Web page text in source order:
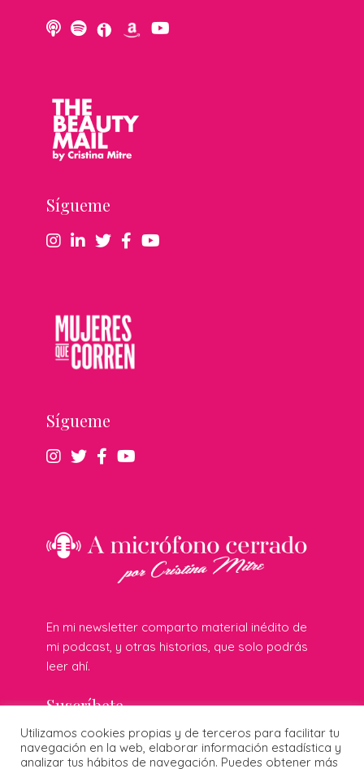
Sígueme
Sígueme
En mi newsletter comparto material inédito de
mi podcast, y otras historias, que solo podrás
leer ahí.
Suscríbete
Utilizamos cookies propias y de terceros para facilitar tu
navegación en la web, elaborar información estadística y
analizar tus hábitos de navegación. Puedes obtener más